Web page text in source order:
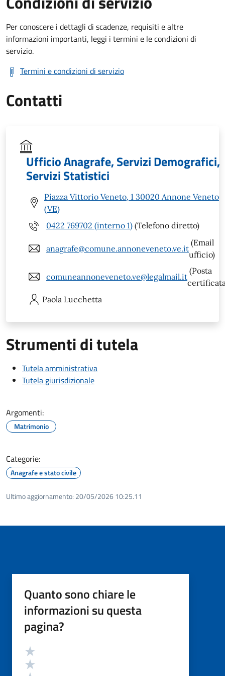
Per conoscere i dettagli di scadenze, requisiti e altre
informazioni importanti, leggi i termini e le condizioni di
servizio.
Termini e condizioni di servizio
Contatti
Ufficio Anagrafe, Servizi Demografici,
Servizi Statistici
Piazza Vittorio Veneto, 1 30020 Annone Veneto
(VE)
0422 769702 (interno 1) (Telefono diretto)
anagrafe@comune.annoneveneto.ve.it
(Email
ufficio)
comuneannoneveneto.ve@legalmail.it
(Posta
Paola Lucchetta
Strumenti di tutela
Tutela amministrativa
Tutela giurisdizionale
Argomenti:
Matrimonio
Categorie:
Anagrafe e stato civile
Ultimo aggiornamento: 20/05/2026 10:25.11
Quanto sono chiare le
informazioni su questa
pagina?
Valutazione